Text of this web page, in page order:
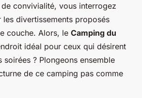
convivialité, vous interrogez
les divertissements proposés
couche. Alors, le Camping du
idéal pour ceux qui désirent
soirées ? Plongeons ensemble
de ce camping pas comme